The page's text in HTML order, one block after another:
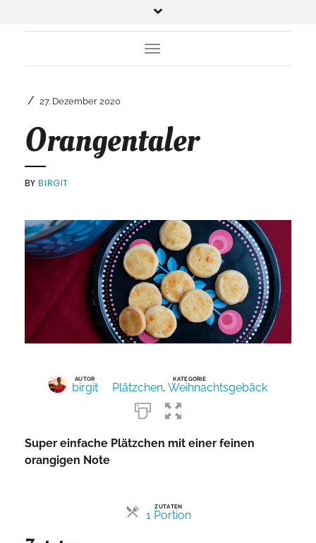
Toggle Navigation
/ 27. Dezember 2020
Orangentaler
BYBIRGIT
AUTOR
birgit
KATEGORIE
Plätzchen, Weihnachtsgebäck
Super einfache Plätzchen mit einer feinen
orangigen Note
ZUTATEN
1 PortionPortionen